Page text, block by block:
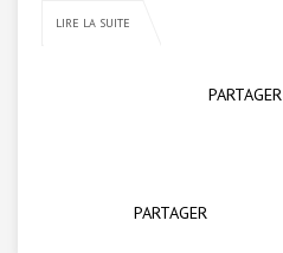
LIRE LA SUITE
PARTAGER
PARTAGER